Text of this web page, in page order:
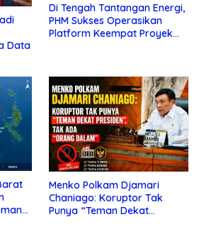
Data
Di Tengah Tantangan Energi,
PHM Sukses Operasikan
Platform Keempat Proyek
Menko Polkam Djamari
Chaniago: Koruptor Tak
Punya “Teman Dekat